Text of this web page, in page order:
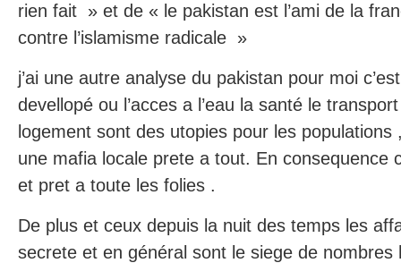
rien fait » et de « le pakistan est l’ami de la
contre l’islamisme radicale »
j’ai une autre analyse du pakistan pour moi
devellopé ou l’acces a l’eau la santé le
logement sont des utopies pour les populations
une mafia locale prete a tout. En consequence
et pret a toute les folies .
De plus et ceux depuis la nuit des temps les
secrete et en général sont le siege de nombres